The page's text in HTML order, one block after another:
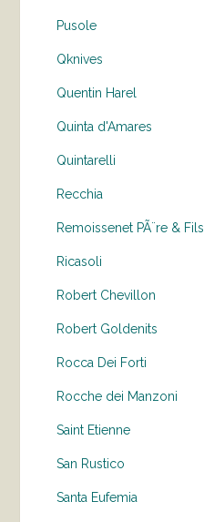
Pusole
Qknives
Quentin Harel
Quinta d'Amares
Quintarelli
Recchia
Remoissenet PÃ¨re & Fils
Ricasoli
Robert Chevillon
Robert Goldenits
Rocca Dei Forti
Rocche dei Manzoni
Saint Etienne
San Rustico
Santa Eufemia